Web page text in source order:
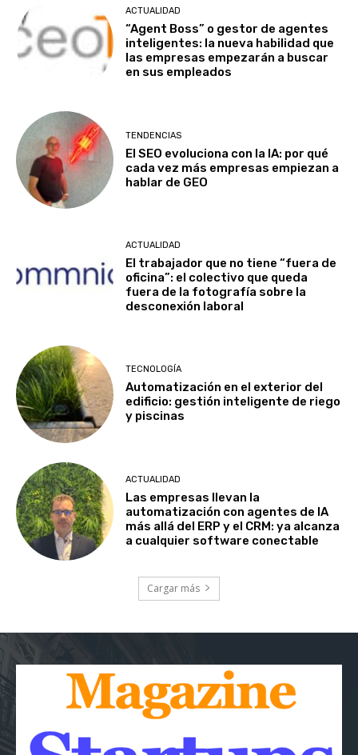
ACTUALIDAD
“Agent Boss” o gestor de agentes
inteligentes: la nueva habilidad que
las empresas empezarán a buscar
en sus empleados
TENDENCIAS
El SEO evoluciona con la IA: por qué
cada vez más empresas empiezan a
hablar de GEO
ACTUALIDAD
El trabajador que no tiene “fuera de
oficina”: el colectivo que queda
fuera de la fotografía sobre la
desconexión laboral
TECNOLOGÍA
Automatización en el exterior del
edificio: gestión inteligente de riego
y piscinas
ACTUALIDAD
Las empresas llevan la
automatización con agentes de IA
más allá del ERP y el CRM: ya alcanza
a cualquier software conectable
Cargar más